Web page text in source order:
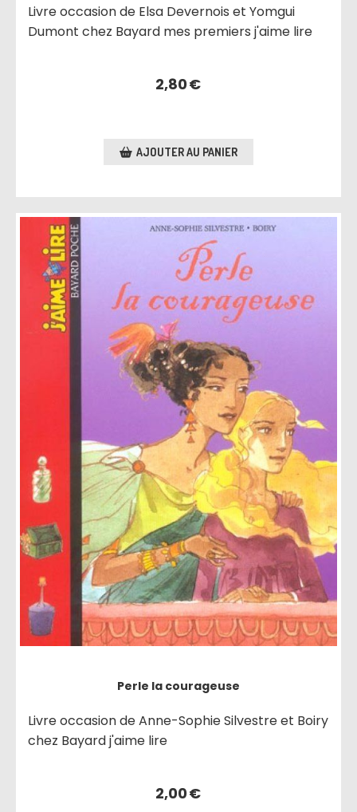
Livre occasion de Elsa Devernois et Yomgui
Dumont chez Bayard mes premiers j'aime lire
2,80€
AJOUTER AU PANIER
Perle la courageuse
Livre occasion de Anne-Sophie Silvestre et Boiry
chez Bayard j'aime lire
2,00€